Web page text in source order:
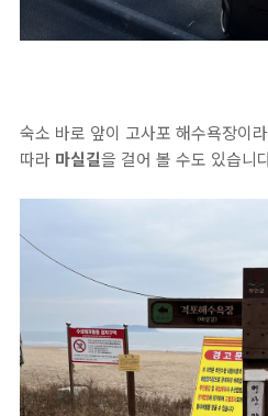
숙소 바로 앞이 고사포 해수욕장이
따라 마실길을 걸어 볼 수도 있습니